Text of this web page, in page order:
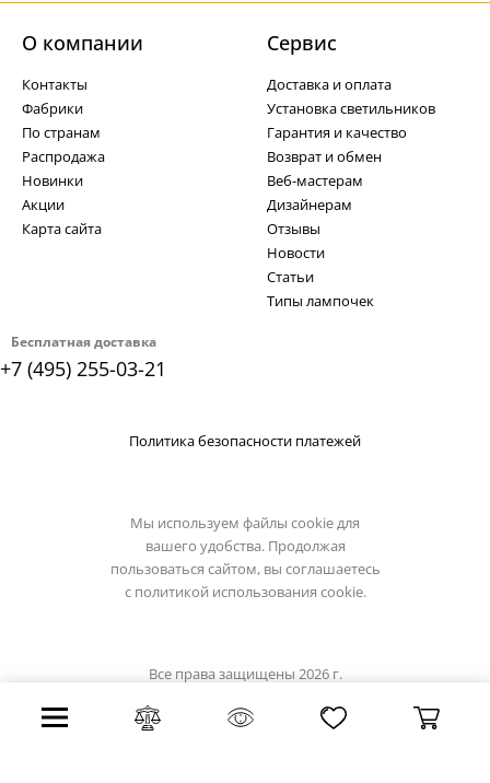
Бесплатная доставка
+7 (495) 255-03-21
О компании
Контакты
Фабрики
По странам
Распродажа
Новинки
Акции
Карта сайта
Cервис
Доставка и оплата
Установка светильников
Гарантия и качество
Возврат и обмен
Веб-мастерам
Дизайнерам
Отзывы
Новости
Статьи
Типы лампочек
Политика безопасности платежей
Мы используем файлы cookie для
вашего удобства. Продолжая
пользоваться сайтом, вы соглашаетесь
с политикой использования cookie.
Все права защищены 2026 г.